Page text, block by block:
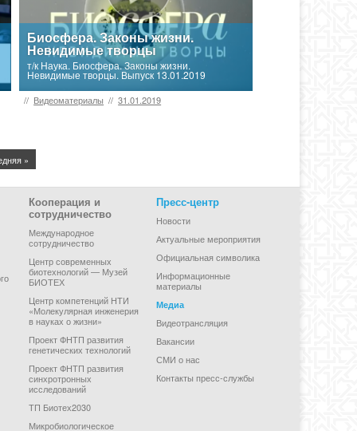
Биосфера. Законы жизни.
Невидимые творцы
т/к Наука. Биосфера. Законы жизни.
Невидимые творцы. Выпуск 13.01.2019
// Видеоматериалы // 31.01.2019
»
Кооперация и
сотрудничество
Международное
сотрудничество
Центр современных
биотехнологий — Музей
БИОТЕХ
Центр компетенций НТИ
«Молекулярная инженерия
в науках о жизни»
Проект ФНТП развития
генетических технологий
Проект ФНТП развития
синхротронных
исследований
ТП Биотех2030
Микробиологическое
Пресс-центр
Новости
Актуальные мероприятия
Официальная символика
Информационные
материалы
Медиа
Видеотрансляция
Вакансии
СМИ о нас
Контакты пресс-службы